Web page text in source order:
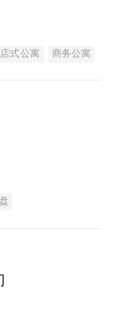
式公寓
商务公寓